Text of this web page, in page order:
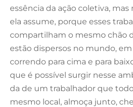
essência da ação coletiva, mas
ela assume, porque esses
compartilham o mesmo chão
estão dispersos no mundo,
correndo para cima e para
que é possível surgir nesse
da de um trabalhador que
mesmo local, almoça junto,